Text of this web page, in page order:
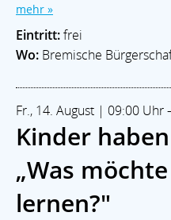
mehr »
Eintritt:frei
Wo: Bremische
Fr., 14. August | 09:00
Kinder
„Was
lernen?"